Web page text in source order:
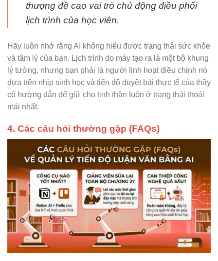
thượng đề cao vai trò chủ động điều phối
lịch trình của học viên.
Hãy luôn nhớ rằng AI không hiểu được trạng thái sức khỏe
và tâm lý của bạn. Lịch trình do máy tạo ra là một bộ khung
lý tưởng, nhưng bạn phải là người linh hoạt điều chỉnh nó
dựa trên nhịp sinh học và tiến độ duyệt bài thực tế của thầy
cô hướng dẫn để giữ cho tinh thần luôn ở trạng thái thoải
mái nhất.
4. Các câu hỏi thường gặp (FAQs)